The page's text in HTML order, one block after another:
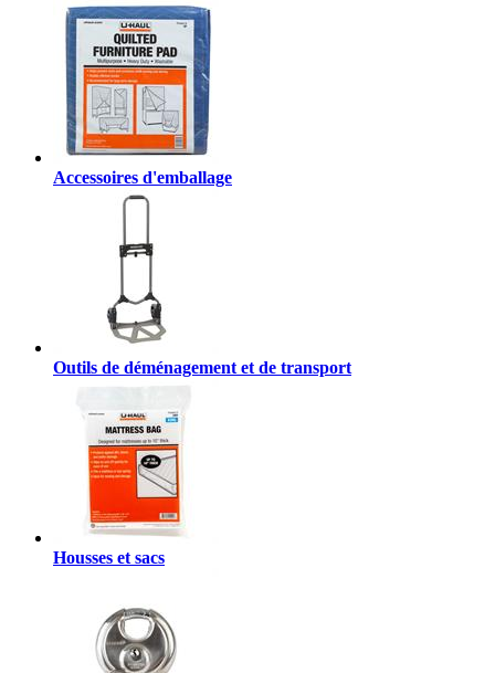
Accessoires d'emballage
Outils de déménagement et de transport
Housses et sacs